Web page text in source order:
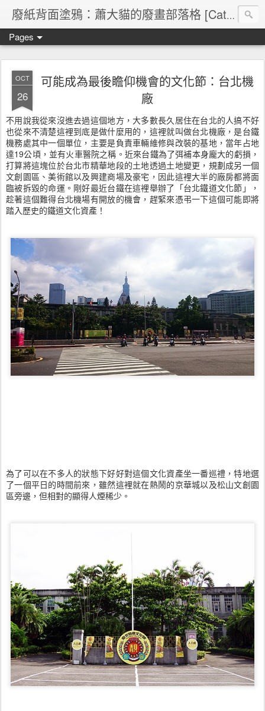
廢紙背面塗鴉：蕭大貓的廢畫部落格 [Cat's blog]
Pages
OCT
26
可能成為最後瞻仰機會的文化節：台北機
廠
不用說我從來沒進去過這個地方，大多數長久居住在台北的人搞不好
也從來不清楚這裡到底是做什麼用的，這裡就叫做台北機廠，是台鐵
機務處其中一個單位，主要是負責車輛維修與改裝的基地，當年占地
達19公頃，並有火車醫院之稱。近來台鐵為了弭補本身龐大的虧損，
打算將這塊位於台北市精華地段的土地透過土地變更，規劃成另一個
文創園區、美術館以及興建商場及豪宅，因此這裡大半的廠房都將面
臨被拆毀的命運。剛好最近台鐵在這裡舉辦了「台北鐵道文化節」，
趁著這個難得台北機場有開放的機會，趕緊來憑弔一下這個可能即將
踏入歷史的鐵道文化資產！
為了可以在不多人的狀態下好好對這個文化資產坐一番巡禮，特地選
了一個平日的時間前來，雖然這裡就在熱鬧的京華城以及松山文創園
區旁邊，但相對的顯得人煙稀少。